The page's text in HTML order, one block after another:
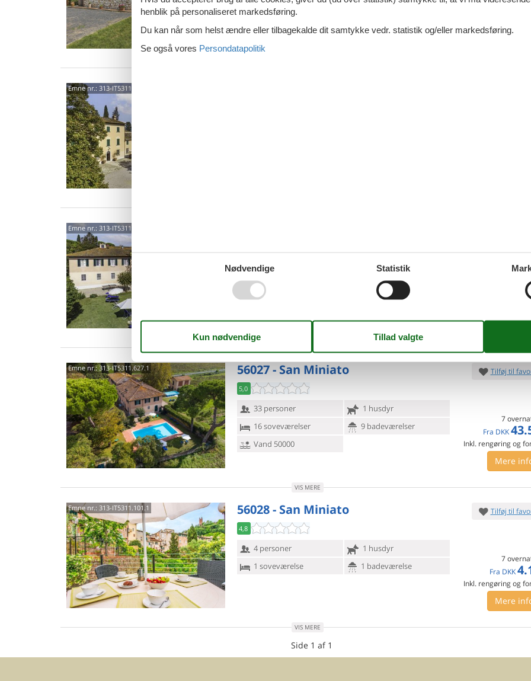
5 soveværelser
3 badeværelser
Vand 60000
FraDKK
Emne nr.: 313-IT5311.617.1
Emne nr.: 313-IT5311.607.2
13 personer
2 husdyr
6 soveværelser
3 badeværelser
7
Mere
Emne nr.:313-IT5311.627.1 56027 - San Miniato
5,0
33 personer
1 husdyr
16 soveværelser
9 badeværelser
Vand 50000
Tilføj til
7
Fra DKK
Inkl. rengøring og
Mere
VIS MERE
Emne nr.: 313-IT5311.101.1 56028 - San Miniato
4,8
4 personer
1 husdyr
1 soveværelse
1 badeværelse
Tilføj til
7
Fra DKK
Inkl. rengøring og
Mere
VIS MERE
Side 1 af 1
henblik på personaliseret markedsføring.
Du kan når som helst ændre eller tilbagekalde dit samtykke vedr. statistik og/eller markedsføring.
Se også vores Persondatapolitik
Nødvendige Statistik